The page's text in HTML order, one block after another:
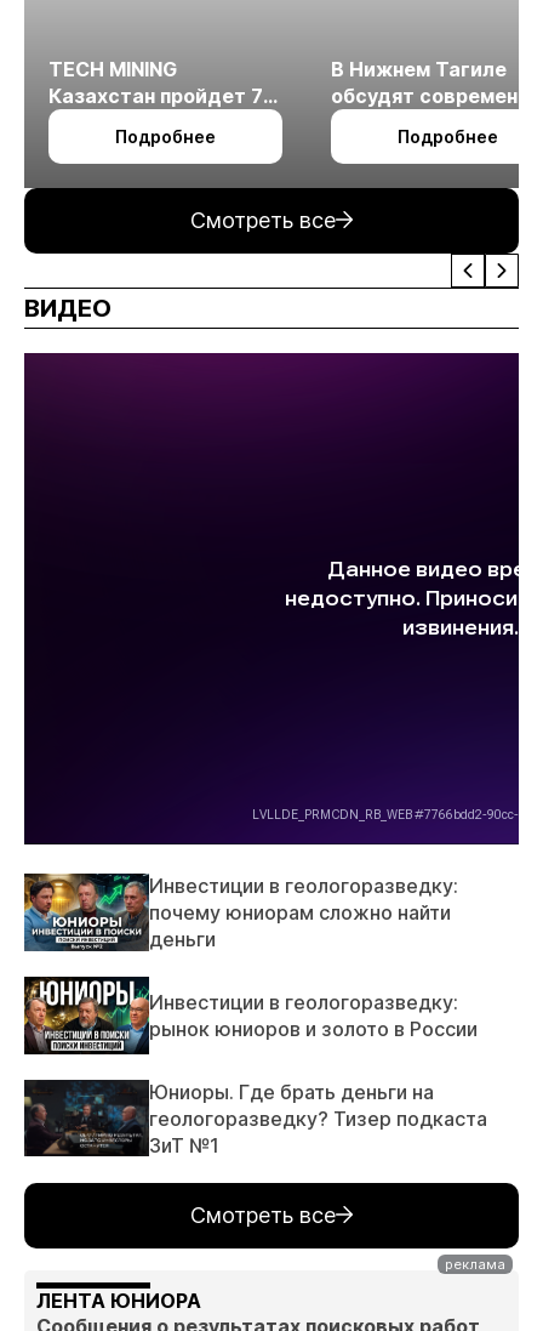
TECH MINING
Казахстан пройдет 7
октября в Алматы
Подробнее
В Нижнем Тагиле
обсудят
технологии
измельчения
Подробнее
Смотреть все
ВИДЕО
Инвестиции в геологоразведку:
почему юниорам сложно найти
деньги
Инвестиции в геологоразведку:
рынок юниоров и золото в России
Юниоры. Где брать деньги на
геологоразведку? Тизер подкаста
ЗиТ №1
Смотреть все
ЛЕНТА ЮНИОРА
Сообщения о результатах поисковых работ